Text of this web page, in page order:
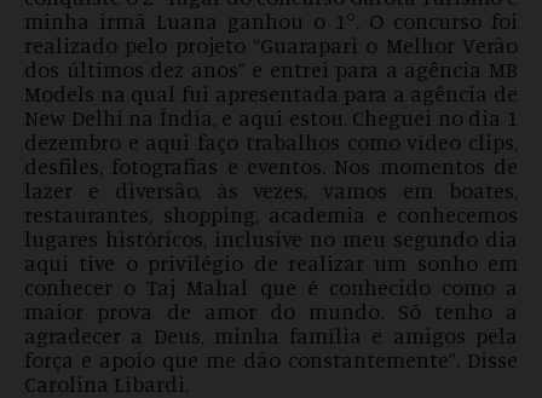
minha irmã Luana ganhou o 1°. O concurso foi
realizado pelo projeto “Guarapari o Melhor Verão
dos últimos dez anos” e entrei para a agência MB
Models na qual fui apresentada para a agência de
New Delhi na Índia, e aqui estou. Cheguei no dia 1
dezembro e aqui faço trabalhos como vídeo clips,
desfiles, fotografias e eventos. Nos momentos de
lazer e diversão, às vezes, vamos em boates,
restaurantes, shopping, academia e conhecemos
lugares históricos, inclusive no meu segundo dia
aqui tive o privilégio de realizar um sonho em
conhecer o Taj Mahal que é conhecido como a
maior prova de amor do mundo. Só tenho a
agradecer a Deus, minha família e amigos pela
força e apoio que me dão constantemente”. Disse
Carolina Libardi.